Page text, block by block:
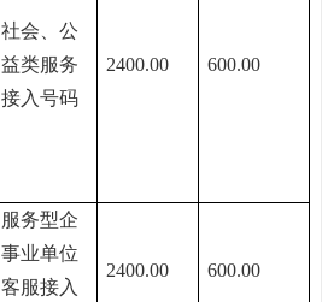
社会、公
益类服务
接入号码
2400.00 600.00
服务型企
事业单位
客服接入
2400.00 600.00